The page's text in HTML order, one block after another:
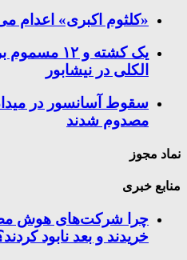
«کلثوم اکبری» اعدام
یک کشته و
الکلی در نیشابور
مصدوم شدند
نماد مجوز
منابع خبری
چرا شرکت‌های هوش
خریدند و بعد نابود